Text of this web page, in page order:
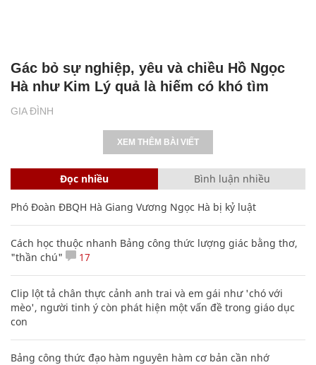
GIA ĐÌNH
Gác bỏ sự nghiệp, yêu và chiều Hồ Ngọc
Hà như Kim Lý quả là hiếm có khó tìm
XEM THÊM BÀI VIẾT
Đọc nhiều Bình luận nhiều
Phó Đoàn ĐBQH Hà Giang Vương Ngọc Hà bị kỷ luật
Cách học thuộc nhanh Bảng công thức lượng giác bằng thơ,
"thần chú"
17
Clip lột tả chân thực cảnh anh trai và em gái như 'chó với
mèo', người tinh ý còn phát hiện một vấn đề trong giáo dục
con
Bảng công thức đạo hàm nguyên hàm cơ bản cần nhớ